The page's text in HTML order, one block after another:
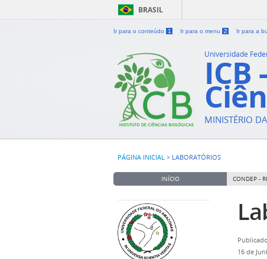
BRASIL
Ir para o conteúdo 1 Ir para o menu 2 Ir para a
Universidade
MINISTÉRIO
PÁGINA INICIAL > LABORATÓRIOS
INÍCIO CONDEP -
16 de